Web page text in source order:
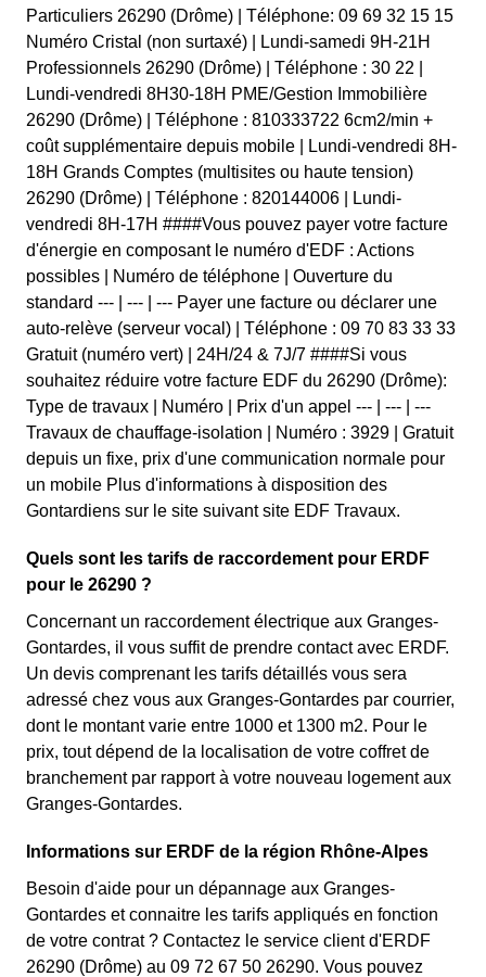
Particuliers 26290 (Drôme) | Téléphone: 09 69 32 15 15
Numéro Cristal (non surtaxé) | Lundi-samedi 9H-21H
Professionnels 26290 (Drôme) | Téléphone : 30 22 |
Lundi-vendredi 8H30-18H PME/Gestion Immobilière
26290 (Drôme) | Téléphone : 810333722 6cm2/min +
coût supplémentaire depuis mobile | Lundi-vendredi 8H-
18H Grands Comptes (multisites ou haute tension)
26290 (Drôme) | Téléphone : 820144006 | Lundi-
vendredi 8H-17H ####Vous pouvez payer votre facture
d'énergie en composant le numéro d'EDF : Actions
possibles | Numéro de téléphone | Ouverture du
standard --- | --- | --- Payer une facture ou déclarer une
auto-relève (serveur vocal) | Téléphone : 09 70 83 33 33
Gratuit (numéro vert) | 24H/24 & 7J/7 ####Si vous
souhaitez réduire votre facture EDF du 26290 (Drôme):
Type de travaux | Numéro | Prix d'un appel --- | --- | ---
Travaux de chauffage-isolation | Numéro : 3929 | Gratuit
depuis un fixe, prix d'une communication normale pour
un mobile Plus d'informations à disposition des
Gontardiens sur le site suivant site EDF Travaux.
Quels sont les tarifs de raccordement pour ERDF
pour le 26290 ?
Concernant un raccordement électrique aux Granges-
Gontardes, il vous suffit de prendre contact avec ERDF.
Un devis comprenant les tarifs détaillés vous sera
adressé chez vous aux Granges-Gontardes par courrier,
dont le montant varie entre 1000 et 1300 m2. Pour le
prix, tout dépend de la localisation de votre coffret de
branchement par rapport à votre nouveau logement aux
Granges-Gontardes.
Informations sur ERDF de la région Rhône-Alpes
Besoin d'aide pour un dépannage aux Granges-
Gontardes et connaitre les tarifs appliqués en fonction
de votre contrat ? Contactez le service client d'ERDF
26290 (Drôme) au 09 72 67 50 26290. Vous pouvez